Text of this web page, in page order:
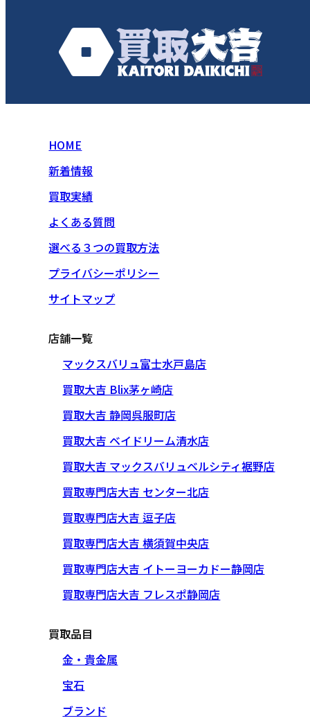
HOME
新着情報
買取実績
よくある質問
選べる３つの買取方法
プライバシーポリシー
サイトマップ
店舗一覧
マックスバリュ富士水戸島店
買取大吉 Blix茅ヶ崎店
買取大吉 静岡呉服町店
買取大吉 ベイドリーム清水店
買取大吉 マックスバリュベルシティ裾野店
買取専門店大吉 センター北店
買取専門店大吉 逗子店
買取専門店大吉 横須賀中央店
買取専門店大吉 イトーヨーカドー静岡店
買取専門店大吉 フレスポ静岡店
買取品目
金・貴金属
宝石
ブランド